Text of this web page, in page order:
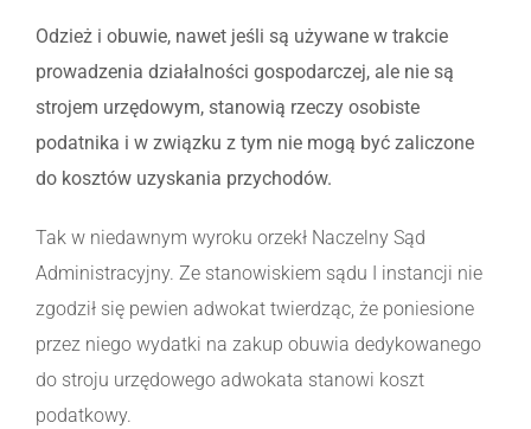
Odzież i obuwie, nawet jeśli są używane w trakcie
prowadzenia działalności gospodarczej, ale nie są
strojem urzędowym, stanowią rzeczy osobiste
podatnika i w związku z tym nie mogą być zaliczone
do kosztów uzyskania przychodów.
Tak w niedawnym wyroku orzekł Naczelny Sąd
Administracyjny. Ze stanowiskiem sądu I instancji nie
zgodził się pewien adwokat twierdząc, że poniesione
przez niego wydatki na zakup obuwia dedykowanego
do stroju urzędowego adwokata stanowi koszt
podatkowy.